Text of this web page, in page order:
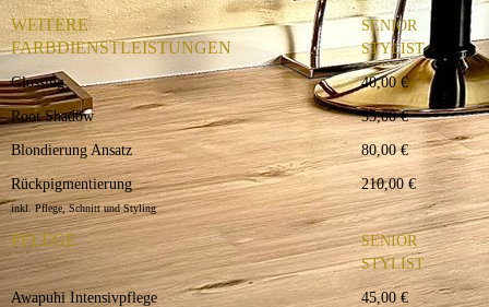
WEITERE
FARBDIENSTLEISTUNGEN
SENIOR
STYLIST
Glossing 40,00 €
Root Shadow 55,00 €
Blondierung Ansatz 80,00 €
Rückpigmentierung
inkl. Pflege, Schnitt und Styling
210,00 €
PFLEGE
SENIOR
STYLIST
Awapuhi Intensivpflege 45,00 €